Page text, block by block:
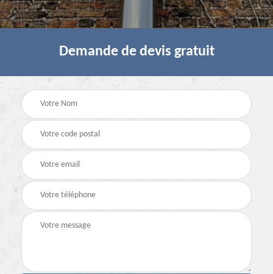
Demande de devis gratuit